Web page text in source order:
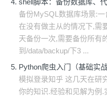
shell脚本：备份数据库、
备份MySQL数据库场景:
在没有做主从的情况下,需
天备份一次,需要备份所有
到/data/backup/下3 ...
Python爬虫入门（基础
模拟登录知乎 这几天在研
你的知识.经验和见解为例